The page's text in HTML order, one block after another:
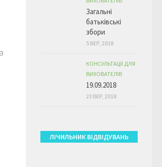
Загальні
батьківські
збори
5 ВЕР, 2018
КОНСУЛЬТАЦІЇ ДЛЯ
ВИХОВАТЕЛІВ
19.09.2018
23 ВЕР, 2018
ЛІЧИЛЬНИК ВІДВІДУВАНЬ